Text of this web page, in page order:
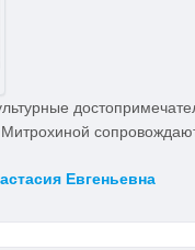
Евгеньевна